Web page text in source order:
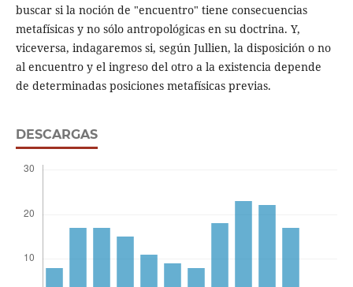
buscar si la noción de "encuentro" tiene consecuencias
metafísicas y no sólo antropológicas en su doctrina. Y,
viceversa, indagaremos si, según Jullien, la disposición o no
al encuentro y el ingreso del otro a la existencia depende
de determinadas posiciones metafísicas previas.
DESCARGAS